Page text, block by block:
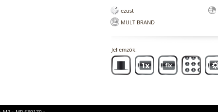
ezüst
MULTIBRAND
Jellemzők: